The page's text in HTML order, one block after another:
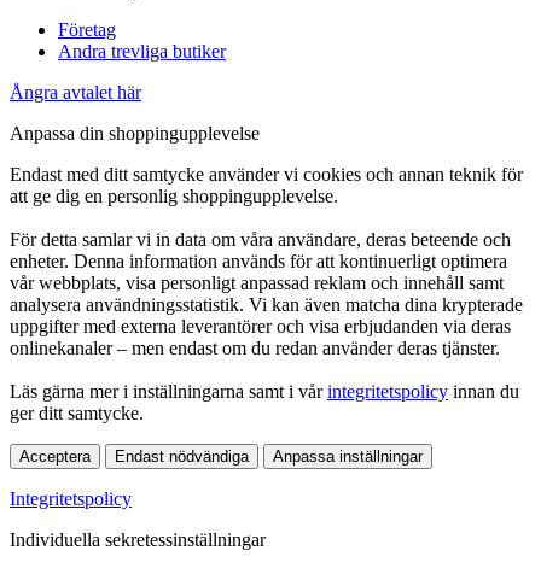
Företag
Andra trevliga butiker
Ångra avtalet här
Anpassa din shoppingupplevelse
Endast med ditt samtycke använder vi cookies och annan teknik för
att ge dig en personlig shoppingupplevelse.
För detta samlar vi in data om våra användare, deras beteende och
enheter. Denna information används för att kontinuerligt optimera
vår webbplats, visa personligt anpassad reklam och innehåll samt
analysera användningsstatistik. Vi kan även matcha dina krypterade
uppgifter med externa leverantörer och visa erbjudanden via deras
onlinekanaler – men endast om du redan använder deras tjänster.
Läs gärna mer i inställningarna samt i vårintegritetspolicy innan du
ger ditt samtycke.
Acceptera Endast nödvändiga Anpassa inställningar
Integritetspolicy
Individuella sekretessinställningar